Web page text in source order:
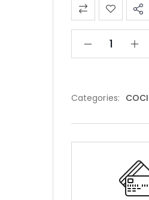
Categories: